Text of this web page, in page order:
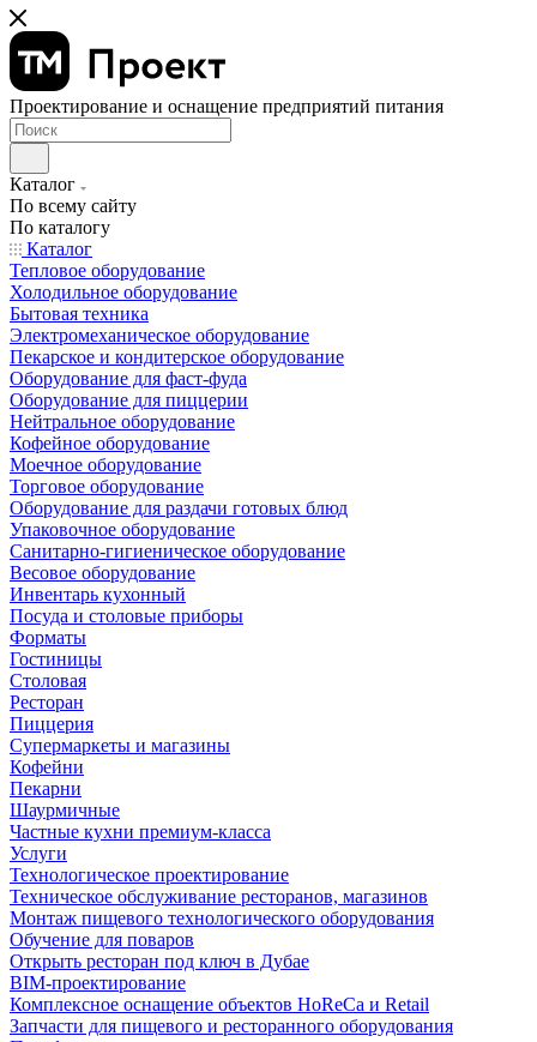
Проектирование и оснащение предприятий питания
Каталог
По всему сайту
По каталогу
Каталог
Тепловое оборудование
Холодильное оборудование
Бытовая техника
Электромеханическое оборудование
Пекарское и кондитерское оборудование
Оборудование для фаст-фуда
Оборудование для пиццерии
Нейтральное оборудование
Кофейное оборудование
Моечное оборудование
Торговое оборудование
Оборудование для раздачи готовых блюд
Упаковочное оборудование
Санитарно-гигиеническое оборудование
Весовое оборудование
Инвентарь кухонный
Посуда и столовые приборы
Форматы
Гостиницы
Столовая
Ресторан
Пиццерия
Супермаркеты и магазины
Кофейни
Пекарни
Шаурмичные
Частные кухни премиум-класса
Услуги
Технологическое проектирование
Техническое обслуживание ресторанов, магазинов
Монтаж пищевого технологического оборудования
Обучение для поваров
Открыть ресторан под ключ в Дубае
BIM-проектирование
Комплексное оснащение объектов HoReCa и Retail
Запчасти для пищевого и ресторанного оборудования